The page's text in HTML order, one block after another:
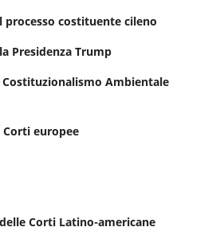
processo costituente cileno
Presidenza Trump
Ambientale
europee
Corti Latino-americane